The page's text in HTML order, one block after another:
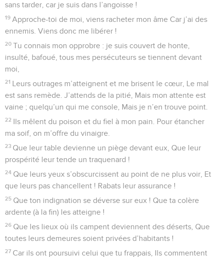
sans tarder, car je suis dans l’angoisse !
19 Approche-toi de moi, viens racheter mon âme Car j’ai des
ennemis. Viens donc me libérer !
20 Tu connais mon opprobre : je suis couvert de honte,
insulté, bafoué, tous mes persécuteurs se tiennent devant
moi,
21 Leurs outrages m’atteignent et me brisent le cœur, Le mal
est sans remède. J’attends de la pitié, Mais mon attente est
vaine ; quelqu’un qui me console, Mais je n’en trouve point.
22 Ils mêlent du poison et du fiel à mon pain. Pour étancher
ma soif, on m’offre du vinaigre.
23 Que leur table devienne un piège devant eux, Que leur
prospérité leur tende un traquenard !
24 Que leurs yeux s’obscurcissent au point de ne plus voir, Et
que leurs pas chancellent ! Rabats leur assurance !
25 Que ton indignation se déverse sur eux ! Que ta colère
ardente (à la fin) les atteigne !
26 Que les lieux où ils campent deviennent des déserts, Que
toutes leurs demeures soient privées d’habitants !
27 Car ils ont poursuivi celui que tu frappais, Ils commentent